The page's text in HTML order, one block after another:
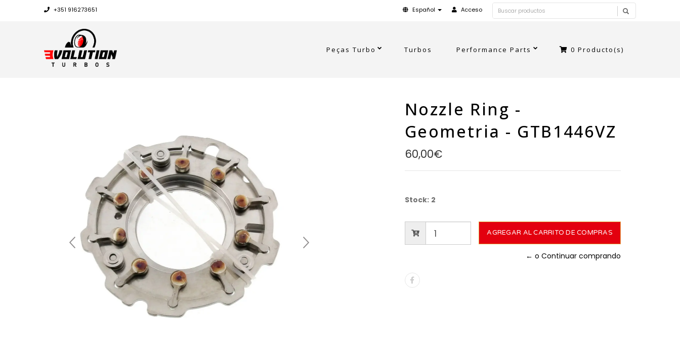
+351 916273651 Español Acceso
Peças Turbo Turbos Performance Parts 0 Producto(s)
Nozzle Ring -
Geometria - GTB1446VZ
60,00€
Stock: 2
← o Continuar comprando